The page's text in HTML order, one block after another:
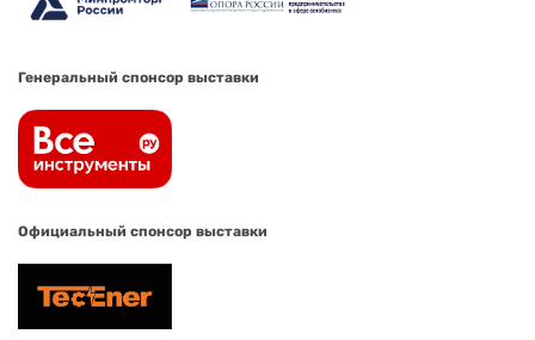
Генеральный спонсор выставки
Официальный спонсор выставки